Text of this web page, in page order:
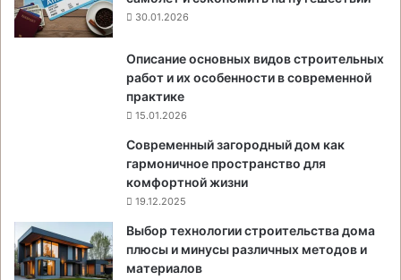
30.01.2026
Описание основных видов строительных
работ и их особенности в современной
практике
15.01.2026
Современный загородный дом как
гармоничное пространство для
комфортной жизни
19.12.2025
Выбор технологии строительства дома
плюсы и минусы различных методов и
материалов